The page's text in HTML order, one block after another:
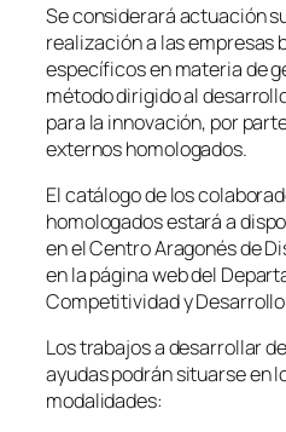
Se considerará actuación
realización a las empresas
específicos en materia de
método dirigido al
para la innovación, por
externos homologados.
El catálogo de los
homologados estará a
en el Centro Aragonés de
en la página web del
Competitividad y
Los trabajos a desarrollar
ayudas podrán situarse en
modalidades: